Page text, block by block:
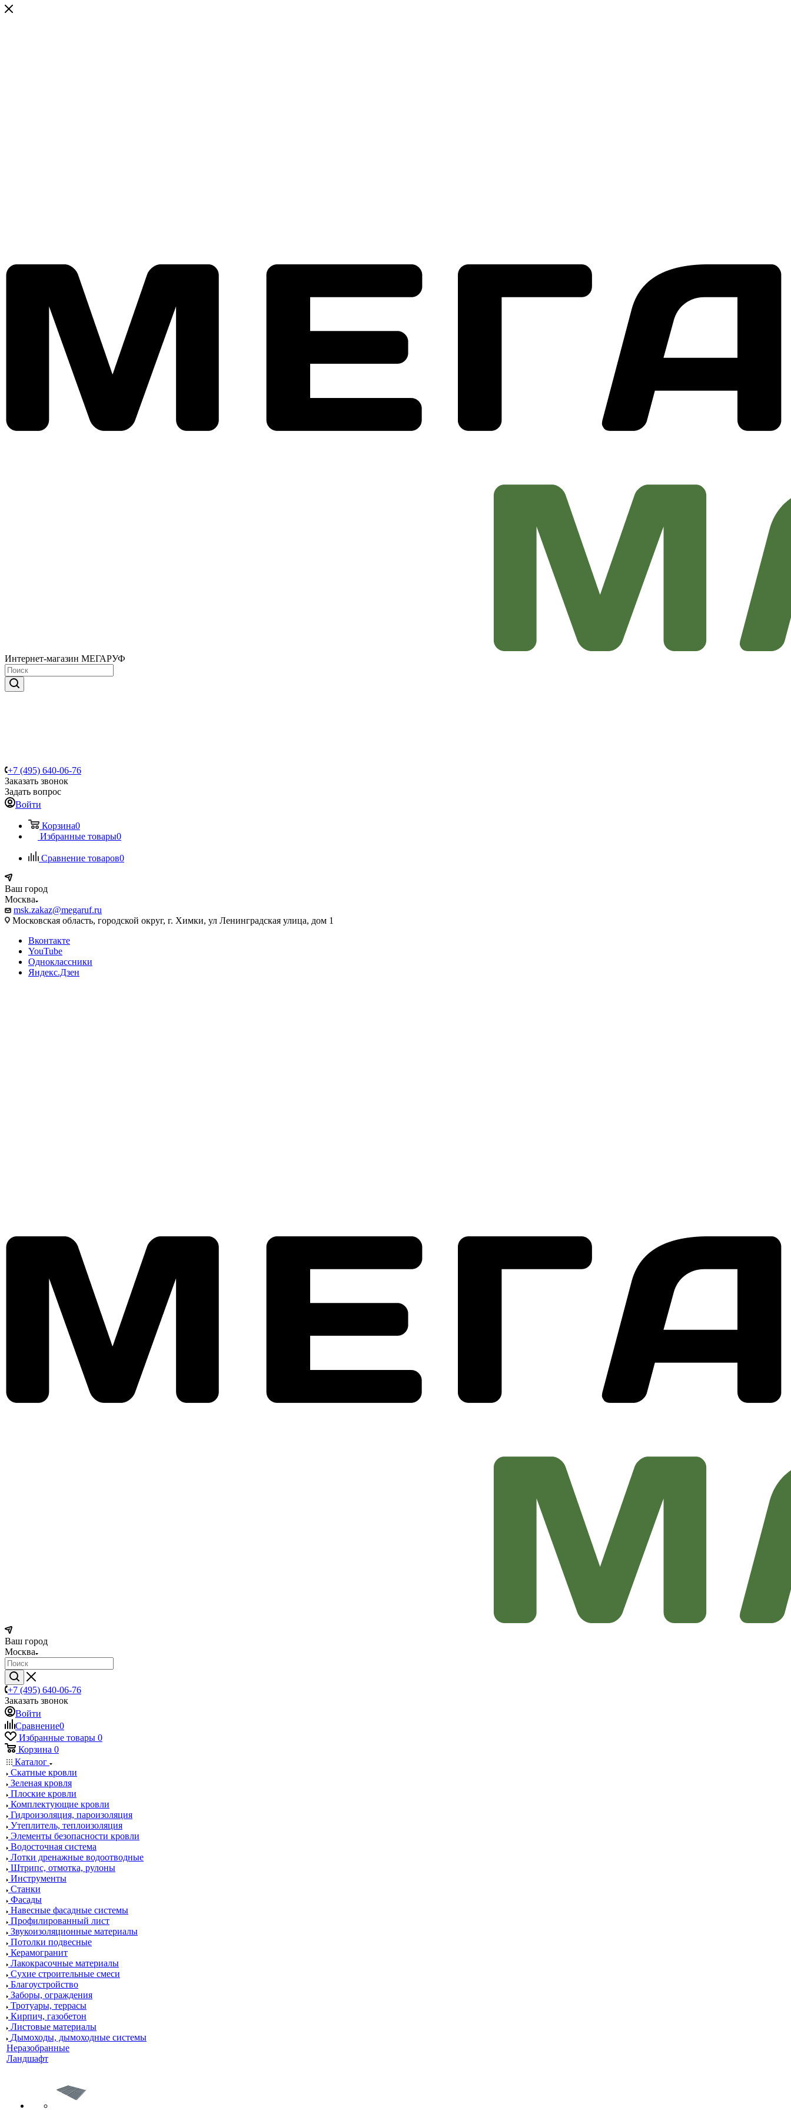
Интернет-магазин МЕГАРУФ
+7 (495) 640-06-76
Заказать звонок
Задать вопрос
Войти
Корзина0
Избранные товары0
Сравнение товаров0
Ваш город
Москва
msk.zakaz@megaruf.ru
Московская область, городской округ, г. Химки, ул Ленинградская улица, дом 1
Вконтакте
YouTube
Одноклассники
Яндекс.Дзен
Ваш город
Москва
+7 (495) 640-06-76
Заказать звонок
Войти
Сравнение0
Избранные товары 0
Корзина 0
Каталог
Скатные кровли
Зеленая кровля
Плоские кровли
Комплектующие кровли
Гидроизоляция, пароизоляция
Утеплитель, теплоизоляция
Элементы безопасности кровли
Водосточная система
Лотки дренажные водоотводные
Штрипс, отмотка, рулоны
Инструменты
Станки
Фасады
Навесные фасадные системы
Профилированный лист
Звукоизоляционные материалы
Потолки подвесные
Керамогранит
Лакокрасочные материалы
Сухие строительные смеси
Благоустройство
Заборы, ограждения
Тротуары, террасы
Кирпич, газобетон
Листовые материалы
Дымоходы, дымоходные системы
Неразобранные
Ландшафт